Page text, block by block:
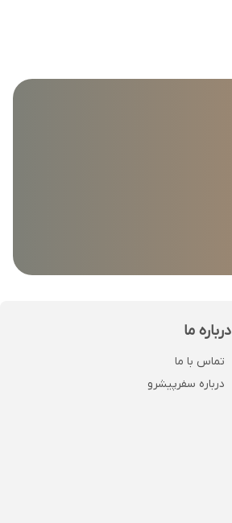
درباره ما
تماس با ما
درباره سفرپیشرو